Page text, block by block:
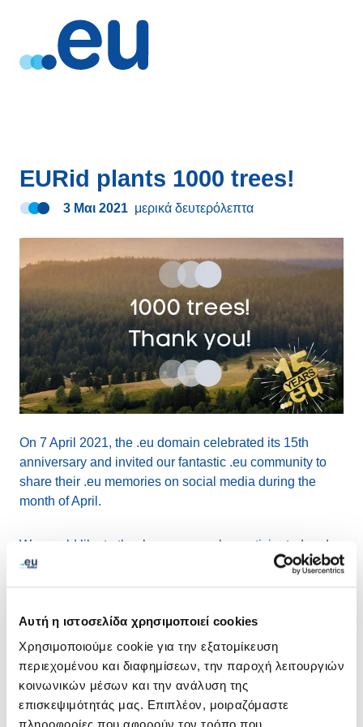
Αυτή η ιστοσελίδα χρησιμοποιεί cookies
Χρησιμοποιούμε cookie για την εξατομίκευση
περιεχομένου και διαφημίσεων, την παροχή λειτουργιών
κοινωνικών μέσων και την ανάλυση της
επισκεψιμότητάς μας. Επιπλέον, μοιραζόμαστε
EURid plants 1000 trees!
3 Μαι 2021 μερικά δευτερόλεπτα
On 7 April 2021, the .eu domain celebrated its 15th
anniversary and invited our fantastic .eu community to
share their .eu memories on social media during the
month of April.
We would like to thank everyone who participated and
helped us on building a greener future together. With
your fabulous contributions, we have successfully
organisationTreedom!
We’ll not be stopping here, though! For each tree you
planted, EURid will plant 4 more, totalling at 1000 trees
in our global “EURid forest” to celebrate our anniversary